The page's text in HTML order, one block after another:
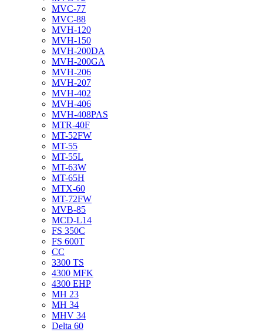
MVC-77
MVC-88
MVH-120
MVH-150
MVH-200DA
MVH-200GA
MVH-206
MVH-207
MVH-402
MVH-406
MVH-408PAS
MTR-40F
MT-52FW
MT-55
MT-55L
MT-63W
MT-65H
MTX-60
MT-72FW
MVB-85
MCD-L14
FS 350C
FS 600T
CC
3300 TS
4300 MFK
4300 EHP
MH 23
MH 34
MHV 34
Delta 60